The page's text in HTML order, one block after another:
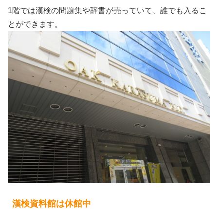
1階では漢検の問題集や辞書が売っていて、誰でも入るこ
とができます。
漢検資料館は休館中